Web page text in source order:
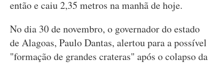
então e caiu 2,35 metros na manhã de hoje.
No dia 30 de novembro, o governador do estado
de Alagoas, Paulo Dantas, alertou para a possível
"formação de grandes crateras" após o colapso da